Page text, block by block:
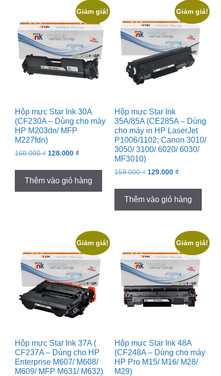
Giảm giá!
Hộp mực Star Ink 30A
(CF230A – Dùng cho máy
HP M203dn/ MFP
M227fdn)
160.000₫ Original
160.000 ₫.
128.000 ₫Current
128.000 ₫.
Thêm vào giỏ hàng
Giảm giá!
Hộp mực Star Ink
35A/85A (CE285A – Dùng
cho máy in HP LaserJet
P1006/1102; Canon 3010/
3050/ 3100/ 6020/ 6030/
MF3010)
159.000₫ Original
159.000 ₫.
129.000 ₫Current
129.000 ₫.
Thêm vào giỏ hàng
Giảm giá!
Hộp mực Star Ink 37A (
CF237A – Dùng cho HP
Enterprise M607/ M608/
M609/ MFP M631/ M632)
Giảm giá!
Hộp mực Star Ink 48A
(CF248A – Dùng cho máy
HP Pro M15/ M16/ M28/
M29)